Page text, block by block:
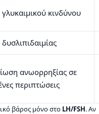
κινδύνου
ανωορρηξίας σε
περιπτώσεις
βάρος μόνο στο LH/FSH. Αν